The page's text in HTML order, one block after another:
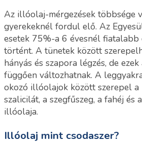
Az illóolaj-mérgezések többsége
gyerekeknél fordul elő. Az
esetek 75%-a 6 évesnél fiatalabb
történt. A tünetek között
hányás és szapora légzés, de
függően változhatnak. A
okozó illóolajok között szerepel a
szalicilát, a szegfűszeg, a fahéj és
illóolaja.
Illóolaj mint csodaszer?